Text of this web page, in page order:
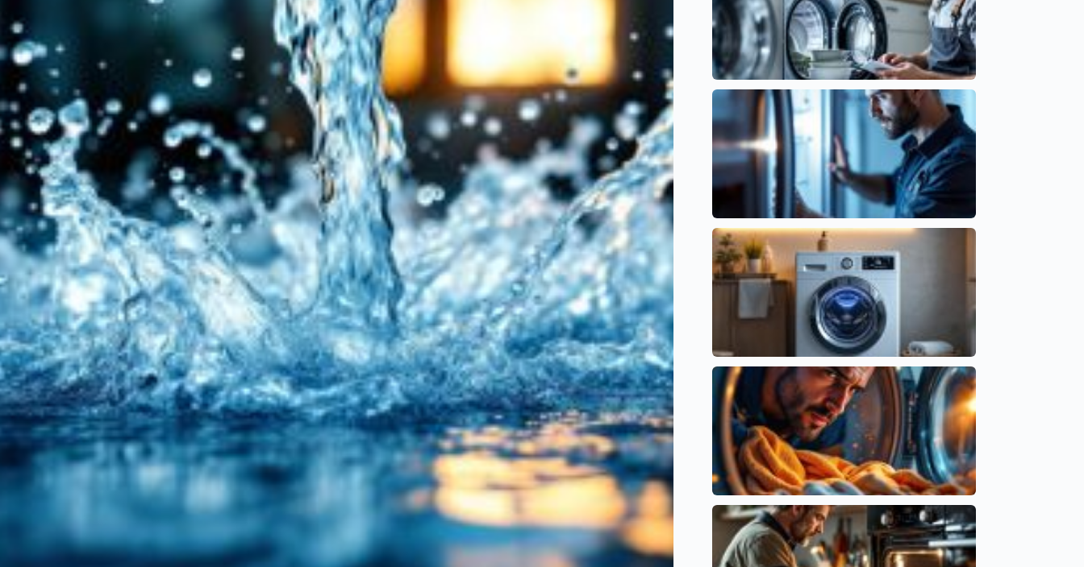
Causas del Lavavajillas que Tarda Demasiado en
Terminar
Cointra
Comprender el error EC en frigorífico LG y sus
síntomas
Códigos de error por marcas
Lavadora que marca tiempos incorrectos: fallos
comunes
Averías frecuentes en electrodomésticos
Problemas de Temperatura en Secadoras: Causas
y Soluciones
Averías frecuentes en electrodomésticos